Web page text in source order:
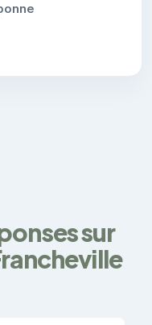
sur